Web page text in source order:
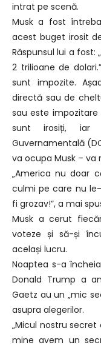
intrat pe scenă.
Musk a fost
acest buget irosit
Răspunsul lui a
2 trilioane de
sunt impozite.
directă sau de
sau este impozitare
sunt irosiți, iar
Guvernamentală
va ocupa Musk – va
„America nu doar
culmi pe care nu
fi grozav!”, a mai
Musk a cerut
voteze și să-și
același lucru.
Noaptea s-a
Donald Trump a
Gaetz au un „mic
asupra alegerilor.
„Micul nostru
mine avem un